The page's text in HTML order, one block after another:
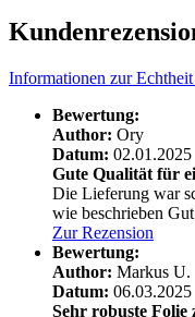
Informationen zur
Bewertung:
Author: Ory
Datum: 02.01.2025
Gute Qualität für
Die Lieferung war
wie beschrieben
Zur Rezension
Bewertung:
Author: Markus U.
Datum: 06.03.2025
Sehr robuste Folie